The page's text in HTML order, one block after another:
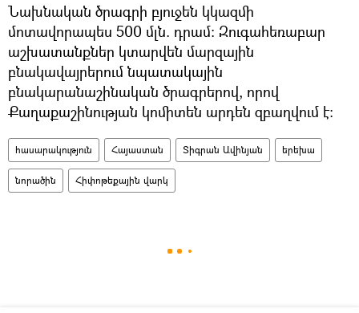
Նախնական ծրագրի բյուջեն կկազմի
մոտավորապես 500 մլն. դրամ: Զուգահեռաբար
աշխատանքներ կտարվեն մարզային
բնակավայրերում նպատակային
բնակարանաշինական ծրագրերով, որով
Քաղաքաշինության կոմիտեն արդեն զբաղվում է:
հասարակություն Հայաստան Տիգրան Ավինյան երեխա
նորածին Հիփոթեքային վարկ